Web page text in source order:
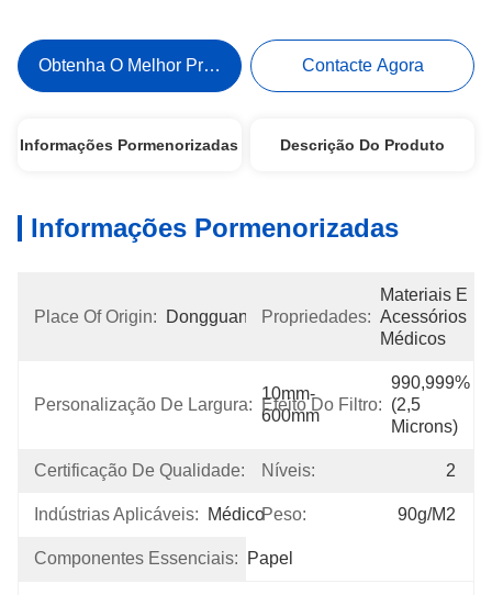
Obtenha O Melhor Preço Contacte Agora
Informações Pormenorizadas Descrição Do Produto
Informações Pormenorizadas
Place Of Origin: Dongguan Propriedades:
Materiais E
Acessórios
Médicos
Personalização De Largura:
10mm-
600mm
Efeito Do Filtro:
990,999%
(2,5
Microns)
Certificação De Qualidade: MSDS
Níveis: 2
Indústrias Aplicáveis: MédicoPeso: 90g/m2
Componentes Essenciais: Papel